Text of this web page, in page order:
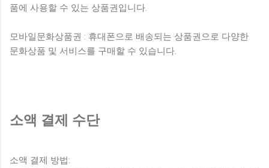
품에 사용할 수 있는 상품권입니다.
모바일문화상품권 : 휴대폰으로 배송되는 상품권으로 다양한
문화상품 및 서비스를 구매할 수 있습니다.
소액 결제 수단
소액 결제 방법: